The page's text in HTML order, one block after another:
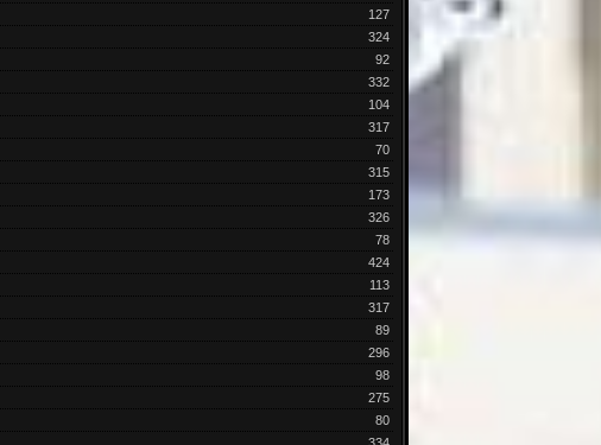
127
324
92
332
104
317
70
315
173
326
78
424
113
317
89
296
98
275
80